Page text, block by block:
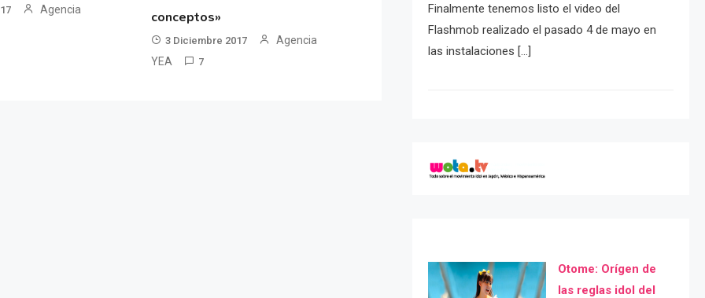
Agencia
conceptos»
3 Diciembre 2017
Agencia
YEA
7
Finalmente tenemos listo el video del
Flashmob realizado el pasado 4 de mayo en
las instalaciones […]
Otome: Orígen de
las reglas idol del